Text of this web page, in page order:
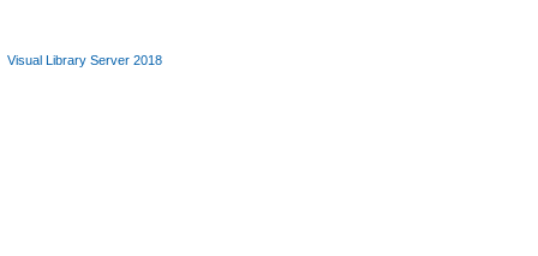
Visual Library Server 2018